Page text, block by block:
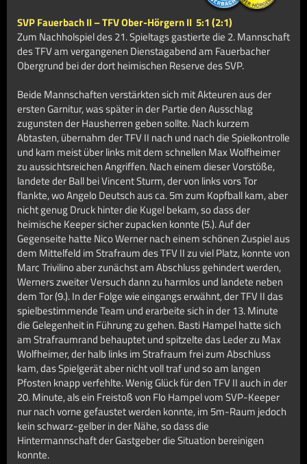
SVP Fauerbach II – TFV Ober-Hörgern II 5:1 (2:1)
Zum Nachholspiel des 21. Spieltags gastierte die 2. Mannschaft
des TFV am vergangenen Dienstagabend am Fauerbacher
Obergrund bei der dort heimischen Reserve des SVP.
Beide Mannschaften verstärkten sich mit Akteuren aus der
ersten Garnitur, was später in der Partie den Ausschlag
zugunsten der Hausherren geben sollte. Nach kurzem
Abtasten, übernahm der TFV II nach und nach die Spielkontrolle
und kam meist über links mit dem schnellen Max Wolfheimer
zu aussichtsreichen Angriffen. Nach einem dieser Vorstöße,
landete der Ball bei Vincent Sturm, der von links vors Tor
flankte, wo Angelo Deutsch aus ca. 5m zum Kopfball kam, aber
nicht genug Druck hinter die Kugel bekam, so dass der
heimische Keeper sicher zupacken konnte (5.). Auf der
Gegenseite hatte Nico Werner nach einem schönen Zuspiel aus
dem Mittelfeld im Strafraum des TFV II zu viel Platz, konnte von
Marc Trivilino aber zunächst am Abschluss gehindert werden,
Werners zweiter Versuch dann zu harmlos und landete neben
dem Tor (9.). In der Folge wie eingangs erwähnt, der TFV II das
spielbestimmende Team und erarbeite sich in der 13. Minute
die Gelegenheit in Führung zu gehen. Basti Hampel hatte sich
am Strafraumrand behauptet und spitzelte das Leder zu Max
Wolfheimer, der halb links im Strafraum frei zum Abschluss
kam, das Spielgerät aber nicht voll traf und so am langen
Pfosten knapp verfehlte. Wenig Glück für den TFV II auch in der
20. Minute, als ein Freistoß von Flo Hampel vom SVP-Keeper
nur nach vorne gefaustet werden konnte, im 5m-Raum jedoch
kein schwarz-gelber in der Nähe, so dass die
Hintermannschaft der Gastgeber die Situation bereinigen
konnte.